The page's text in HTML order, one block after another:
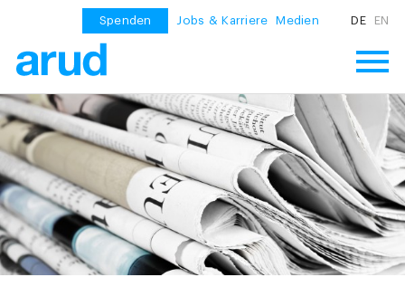
Spenden Jobs & Karriere Medien DE EN